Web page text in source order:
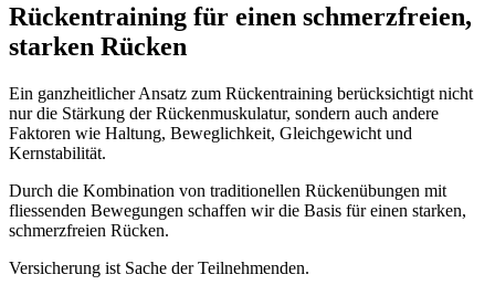
Rückentraining für einen schmerzfreien,
starken Rücken
Ein ganzheitlicher Ansatz zum Rückentraining berücksichtigt nicht
nur die Stärkung der Rückenmuskulatur, sondern auch andere
Faktoren wie Haltung, Beweglichkeit, Gleichgewicht und
Kernstabilität.
Durch die Kombination von traditionellen Rückenübungen mit
fliessenden Bewegungen schaffen wir die Basis für einen starken,
schmerzfreien Rücken.
Versicherung ist Sache der Teilnehmenden.